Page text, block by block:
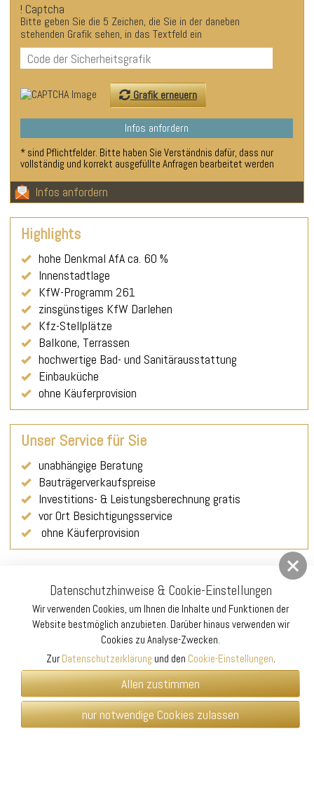
Infos anfordern
! Captcha
Bitte geben Sie die 5 Zeichen, die Sie in der daneben
stehenden Grafik sehen, in das Textfeld ein
Grafik erneuern
Infos anfordern
* sind Pflichtfelder. Bitte haben Sie Verständnis dafür, dass nur
vollständig und korrekt ausgefüllte Anfragen bearbeitet werden
Highlights
hohe Denkmal AfA ca. 60 %
Innenstadtlage
KfW-Programm 261
zinsgünstiges KfW Darlehen
Kfz-Stellplätze
Balkone, Terrassen
hochwertige Bad- und Sanitärausstattung
Einbauküche
ohne Käuferprovision
Unser Service für Sie
unabhängige Beratung
Bauträgerverkaufspreise
Investitions- & Leistungsberechnung gratis
vor Ort Besichtigungsservice
ohne Käuferprovision
Datenschutzhinweise & Cookie-Einstellungen
Wir verwenden Cookies, um Ihnen die Inhalte und Funktionen der
Website bestmöglich anzubieten. Darüber hinaus verwenden wir
Cookies zu Analyse-Zwecken.
ZurDatenschutzerklärung und den Cookie-Einstellungen.
Allen zustimmen
nur notwendige Cookies zulassen